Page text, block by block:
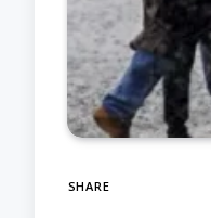
SHARE